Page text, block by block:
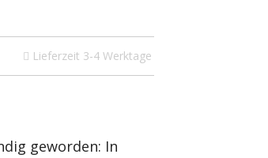
Lieferzeit 3-4 Werktage
geworden: In